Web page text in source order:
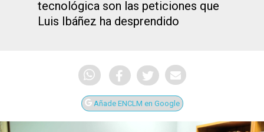
tecnológica son las peticiones que
Luis Ibáñez ha desprendido
Añade ENCLM en Google